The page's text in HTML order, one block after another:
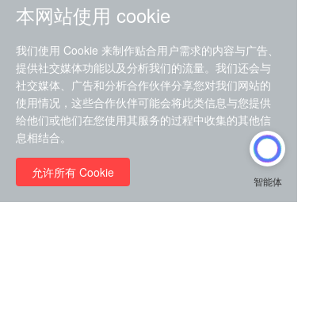
精妙之垫：金刚石摩擦垫片如何成为机器人关节的“无声艺术家”
长按或扫码识别 分享给好友
本网站使用 cookie
我们使用 Cookie 来制作贴合用户需求的内容与广告、
提供社交媒体功能以及分析我们的流量。我们还会与
社交媒体、广告和分析合作伙伴分享您对我们网站的
使用情况，这些合作伙伴可能会将此类信息与您提供
给他们或他们在您使用其服务的过程中收集的其他信
息相结合。
允许所有 Cookie